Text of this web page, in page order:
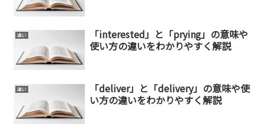
違い
「interested」と「prying」の意味や
使い方の違いをわかりやすく解説
違い
「deliver」と「delivery」の意味や使
い方の違いをわかりやすく解説